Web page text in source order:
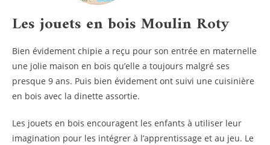
Les jouets en bois Moulin Roty
Bien évidement chipie a reçu pour son entrée en maternelle
une jolie maison en bois qu’elle a toujours malgré ses
presque 9 ans. Puis bien évidement ont suivi une cuisinière
en bois avec la dinette assortie.
Les jouets en bois encouragent les enfants à utiliser leur
imagination pour les intégrer à l’apprentissage et au jeu. Le